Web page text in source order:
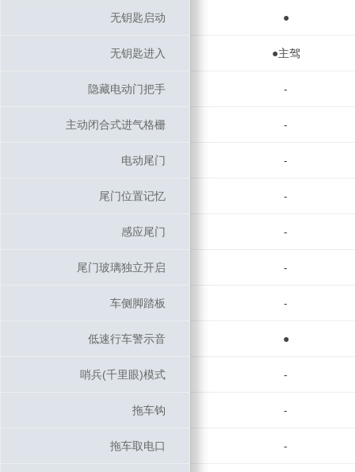
无钥匙启动 ●
无钥匙进入 ●主驾
隐藏电动门把手 -
主动闭合式进气格栅 -
电动尾门 -
尾门位置记忆 -
感应尾门 -
尾门玻璃独立开启 -
车侧脚踏板 -
低速行车警示音 ●
哨兵(千里眼)模式 -
拖车钩 -
拖车取电口 -
无钥匙启动
无钥匙进入
隐藏电动门把手
主动闭合式进气格栅
电动尾门
尾门位置记忆
感应尾门
尾门玻璃独立开启
车侧脚踏板
低速行车警示音
哨兵(千里眼)模式
拖车钩
拖车取电口